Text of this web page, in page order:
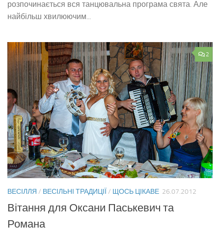
розпочинається вся танцювальна програма свята. Але
найбільш хвилюючим...
2
ВЕСІЛЛЯ / ВЕСІЛЬНІ ТРАДИЦІЇ / ЩОСЬ ЦІКАВЕ 26.07.2012
Вітання для Оксани Паськевич та
Романа